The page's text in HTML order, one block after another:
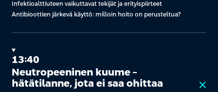
Infektioalttiuteen vaikuttavat tekijät ja erityispiirteet
Antibioottien järkevä käyttö: milloin hoito on perusteltua?
13:40
Neutropeeninen kuume –
hätätilanne, jota ei saa ohittaa
close